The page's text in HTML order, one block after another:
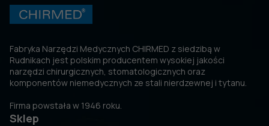
Fabryka Narzędzi Medycznych CHIRMED z siedzibą w
Rudnikach jest polskim producentem wysokiej jakości
narzędzi chirurgicznych, stomatologicznych oraz
komponentów niemedycznych ze stali nierdzewnej i tytanu.
Firma powstała w 1946 roku.
Sklep